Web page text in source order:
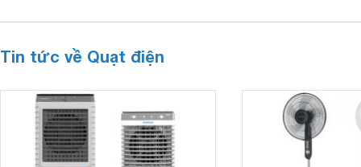
Tin tức về Quạt điện